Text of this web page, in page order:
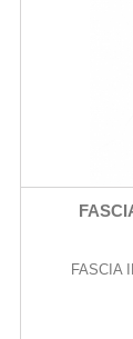
FASCIA